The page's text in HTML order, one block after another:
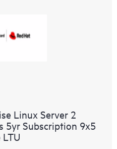
Linux Server 2
5yr Subscription 9x5